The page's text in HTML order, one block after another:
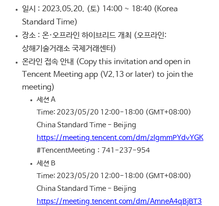
일시 : 2023.05.20. (토) 14:00 ~ 18:40 (Korea
Standard Time)
장소 : 온·오프라인 하이브리드 개최 (오프라인:
상해기술거래소 국제거래센터)
온라인 접속 안내 (Copy this invitation and open in
Tencent Meeting app (V2.13 or later) to join the
meeting)
세션 A
Time: 2023/05/20 12:00-18:00 (GMT+08:00)
China Standard Time - Beijing
https://meeting.tencent.com/dm/zlgmmPYdvYGK
#TencentMeeting：741-237-954
세션 B
Time: 2023/05/20 12:00-18:00 (GMT+08:00)
China Standard Time - Beijing
https://meeting.tencent.com/dm/AmneA4qBjBT3